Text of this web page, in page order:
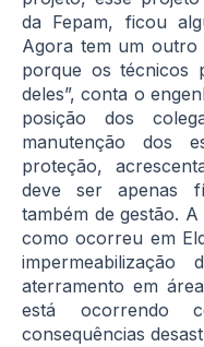
da Fepam, ficou
Agora tem um outro
porque os técnicos
deles”, conta o
posição dos
manutenção dos
proteção,
deve ser apenas
também de gestão.
como ocorreu em
aterramento em
está ocorrendo
consequências